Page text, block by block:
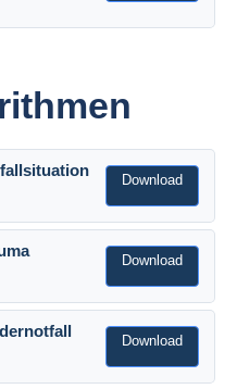
Download
Download
Download